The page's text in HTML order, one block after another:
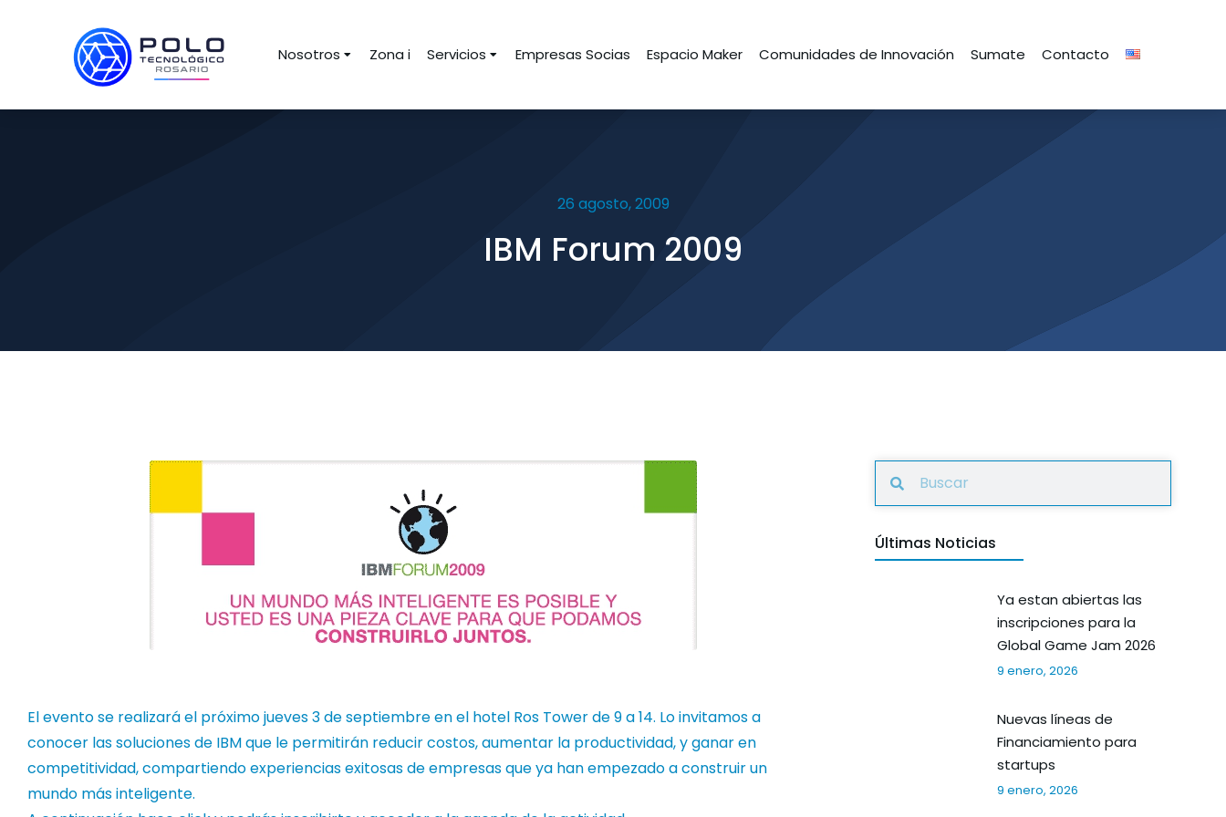
Nosotros Zona i Servicios Empresas Socias Espacio Maker Comunidades de Innovación Sumate Contacto
26 agosto, 2009
IBM Forum 2009
El evento se realizará el próximo jueves 3 de septiembre en el hotel Ros Tower de 9 a 14. Lo invitamos a
conocer las soluciones de IBM que le permitirán reducir costos, aumentar la productividad, y ganar en
competitividad, compartiendo experiencias exitosas de empresas que ya han empezado a construir un
mundo más inteligente.
Últimas Noticias
Ya estan abiertas las
inscripciones para la
Global Game Jam 2026
9 enero, 2026
Nuevas líneas de
Financiamiento para
startups
9 enero, 2026